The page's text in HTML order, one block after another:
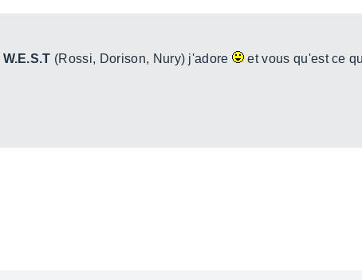
W.E.S.T (Rossi, Dorison, Nury) j'adore
et vous qu'est ce